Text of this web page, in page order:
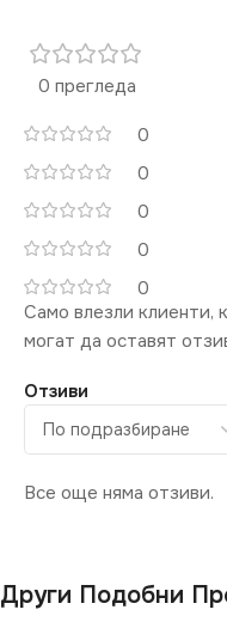
0 прегледа
0
0
0
0
0
Отзиви
Все още няма отзиви.
Само влезли клиенти,
могат да оставят
Други Подобни